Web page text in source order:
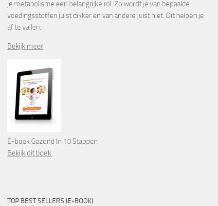
je metabolisme een belangrijke rol. Zo wordt je van bepaalde
voedingsstoffen juist dikker en van andere juist niet. Dit helpen je
af te vallen.
Bekijk meer
E-boek Gezond In 10 Stappen
Bekijk dit boek
TOP BEST SELLERS (E-BOOK)